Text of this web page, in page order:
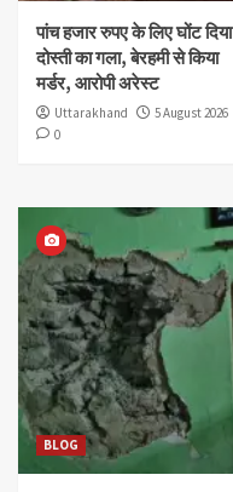
पांच हजार रुपए के लिए घोंट दिया
दोस्ती का गला, बेरहमी से किया
मर्डर, आरोपी अरेस्ट
Uttarakhand
5 August 2026
0
BLOG